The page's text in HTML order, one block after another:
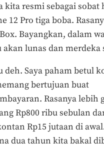
kita resmi sebagai sobat
12 Pro tiga boba.
Bayangkan, dalam
lunas dan merdeka
deh. Saya paham betul
bertujuan buat
Rasanya lebih
Rp800 ribu sebulan
Rp15 jutaan di
dua tahun kita bakal